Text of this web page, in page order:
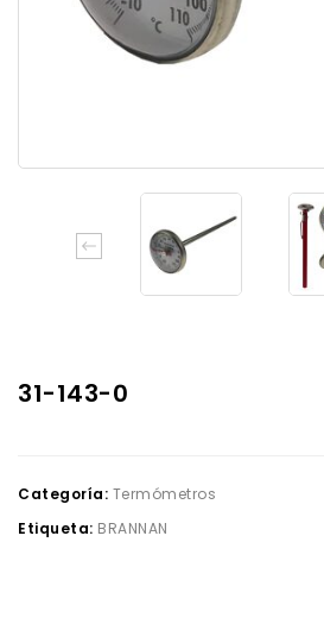
31-143-0
Categoría: Termómetros
Etiqueta: BRANNAN